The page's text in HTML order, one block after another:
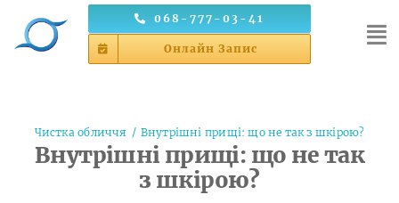
068-777-03-41
Онлайн Запис
Чистка обличчя Внутрішні прищі: що не так з шкірою?
Внутрішні прищі: що не так
з шкірою?